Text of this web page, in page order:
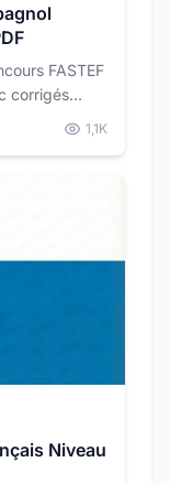
FASTEF
corrigés
conditions
1,1K
Niveau